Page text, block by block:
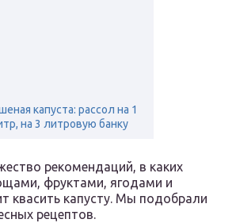
капуста: рассол на 1
на 3 литровую банку
рекомендаций, в каких
фруктами, ягодами и
квасить капусту. Мы подобрали
рецептов.